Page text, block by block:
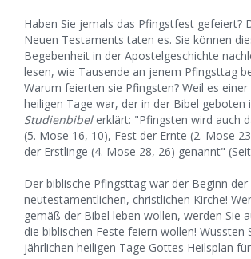
Haben Sie jemals das Pfingstfest gefeiert?
Neuen Testaments taten es. Sie können
Begebenheit in der Apostelgeschichte
lesen, wie Tausende an jenem Pfingsttag
Warum feierten sie Pfingsten? Weil es
heiligen Tage war, der in der Bibel geboten
Studienbibel erklärt: "Pfingsten wird auch
(5. Mose 16, 10), Fest der Ernte (2. Mose
der Erstlinge (4. Mose 28, 26) genannt"
Der biblische Pfingsttag war der Beginn der
neutestamentlichen, christlichen Kirche!
gemäß der Bibel leben wollen, werden Sie
die biblischen Feste feiern wollen! Wussten
jährlichen heiligen Tage Gottes Heilsplan